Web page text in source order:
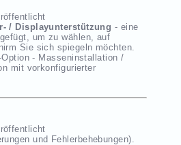
/ Displayunterstützung - eine
um zu wählen, auf
Sie sich spiegeln möchten.
- Masseninstallation /
mit vorkonfigurierter
und Fehlerbehebungen).